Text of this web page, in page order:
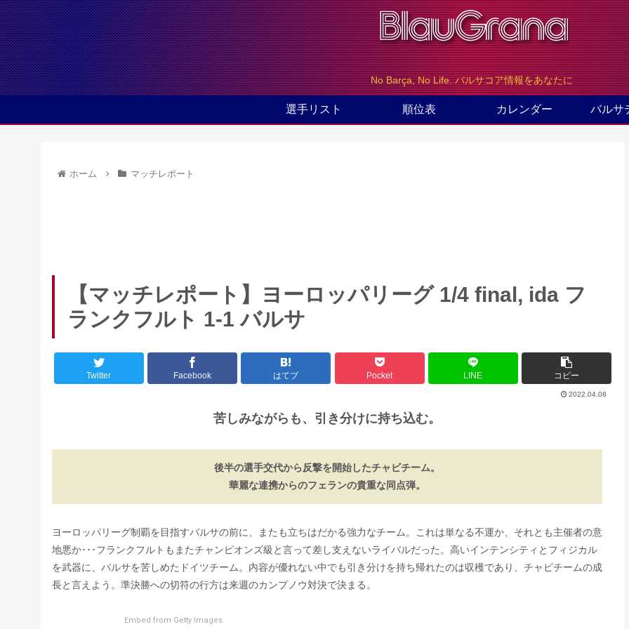
No Barça, No Life. バルサコア情報をあなたに
選手リスト 順位表 カレンダー バルサ
ホーム マッチレポート
【マッチレポート】ヨーロッパリーグ 1/4 final, ida フ
ランクフルト 1-1 バルサ
Twitter Facebook はてブ Pocket LINE コピー
2022.04.08
苦しみながらも、引き分けに持ち込む。
後半の選手交代から反撃を開始したチャビチーム。
華麗な連携からのフェランの貴重な同点弾。
ヨーロッパリーグ制覇を目指すバルサの前に、またも立ちはだかる強力なチーム。これは単なる不運か、それとも主催者の意
地悪か･･･フランクフルトもまたチャンピオンズ級と言って差し支えないライバルだった。高いインテンシティとフィジカル
を武器に、バルサを苦しめたドイツチーム。内容が優れない中でも引き分けを持ち帰れたのは収穫であり、チャビチームの成
長と言えよう。準決勝への切符の行方は来週のカンプノウ対決で決まる。
Embed from Getty Images